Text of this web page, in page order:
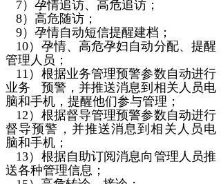
7）孕情追访、高危追访；
8）高危随访；
9）孕情自动短信提醒建档；
10）孕情、高危孕妇自动分配、提醒
管理人员；
11）根据业务管理预警参数自动进行
业务 预警，并推送消息到相关人员电
脑和手机，提醒他们参与管理；
12）根据督导管理预警参数自动进行
督导预警，并推送消息到相关人员电
脑和手机；
13）根据自助订阅消息向管理人员推
送各种管理信息；